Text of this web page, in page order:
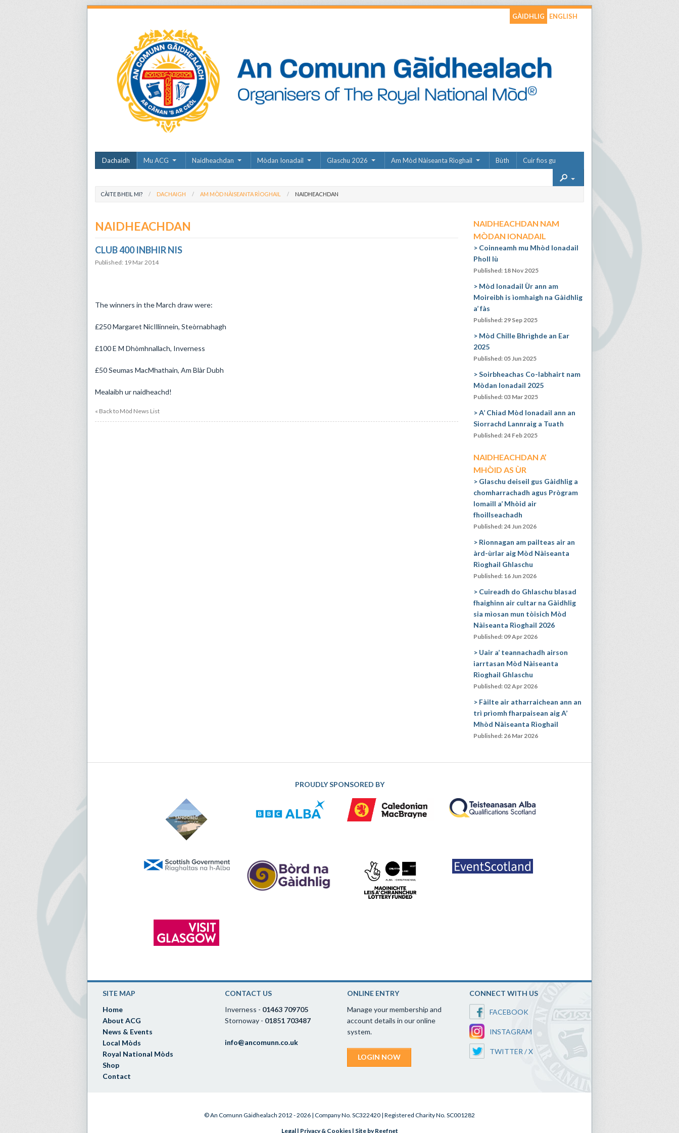
GÀIDHLIG ENGLISH
Dachaidh Mu ACG Naidheachdan Mòdan Ionadail Glaschu 2026 Am Mòd Nàiseanta Rìoghail Bùth Cuir fios gu
CÀITE BHEIL MI? DACHAIGH AM MÒD NÀISEANTA RÌOGHAIL NAIDHEACHDAN
NAIDHEACHDAN
CLUB 400 INBHIR NIS
Published: 19 Mar 2014
The winners in the March draw were:
£250 Margaret NicIllinnein, Steòrnabhagh
£100 E M Dhòmhnallach, Inverness
£50 Seumas MacMhathain, Am Blàr Dubh
Mealaibh ur naidheachd!
« Back to Mòd News List
NAIDHEACHDAN NAM
MÒDAN IONADAIL
Coinneamh mu Mhòd Ionadail
Pholl Iù
Published: 18 Nov 2025
Mòd Ionadail Ùr ann am
Moireibh is ìomhaigh na Gàidhlig
a’ fàs
Published: 29 Sep 2025
Mòd Chille Bhrìghde an Ear
2025
Published: 05 Jun 2025
Soirbheachas Co-labhairt nam
Mòdan Ionadail 2025
Published: 03 Mar 2025
A’ Chiad Mòd Ionadail ann an
Siorrachd Lannraig a Tuath
Published: 24 Feb 2025
NAIDHEACHDAN A’
MHÒID AS ÙR
Glaschu deiseil gus Gàidhlig a
chomharrachadh agus Prògram
Iomaill a’ Mhòid air
fhoillseachadh
Published: 24 Jun 2026
Rionnagan am pailteas air an
àrd-ùrlar aig Mòd Nàiseanta
Rìoghail Ghlaschu
Published: 16 Jun 2026
Cuireadh do Ghlaschu blasad
fhaighinn air cultar na Gàidhlig
sia mìosan mun tòisich Mòd
Nàiseanta Rìoghail 2026
Published: 09 Apr 2026
Uair a’ teannachadh airson
iarrtasan Mòd Nàiseanta
Rìoghail Ghlaschu
Published: 02 Apr 2026
Fàilte air atharraichean ann an
trì prìomh fharpaisean aig A’
Mhòd Nàiseanta Rìoghail
Published: 26 Mar 2026
PROUDLY SPONSORED BY
SITE MAP
Home
About ACG
News & Events
Local Mòds
Royal National Mòds
Shop
Contact
CONTACT US
Inverness - 01463 709705
Stornoway - 01851 703487
info@ancomunn.co.uk
ONLINE ENTRY
Manage your membership and
account details in our online
system.
LOGIN NOW
CONNECT WITH US
FACEBOOK
INSTAGRAM
TWITTER / X
© An Comunn Gàidhealach 2012 - 2026 | Company No. SC322420 | Registered Charity No. SC001282
Legal| Privacy & Cookies| Site by Reefnet